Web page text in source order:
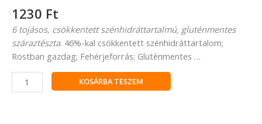
1230 Ft
6 tojásos, csökkentett szénhidráttartalmú, gluténmentes
száraztészta. 46%-kal csökkentett szénhidráttartalom;
Rostban gazdag; Fehérjeforrás; Gluténmentes …
KOSÁRBA TESZEM